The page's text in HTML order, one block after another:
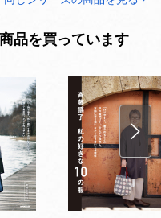
品を買っています